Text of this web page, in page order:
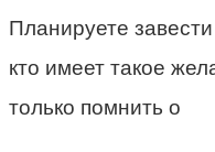
Планируете
кто имеет такое
только помнить о